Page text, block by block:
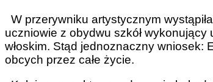
W przerywniku artystycznym
uczniowie z obydwu szkół
włoskim. Stąd jednoznaczny wniosek:
obcych przez całe życie.